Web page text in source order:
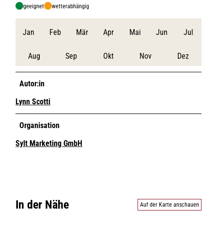
geeignet wetterabhängig
Jan Feb Mär Apr Mai Jun Jul
Aug Sep Okt Nov Dez
Autor:in
Lynn Scotti
Organisation
Sylt Marketing GmbH
In der Nähe Auf der Karte anschauen